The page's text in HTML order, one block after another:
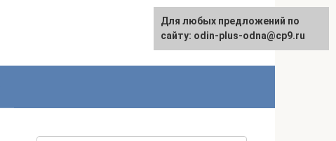
Для любых предложений по
сайту: odin-plus-odna@cp9.ru